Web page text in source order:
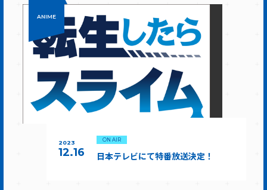
ANIME
2023
12.16
ON AIR
日本テレビにて特番放送決定！